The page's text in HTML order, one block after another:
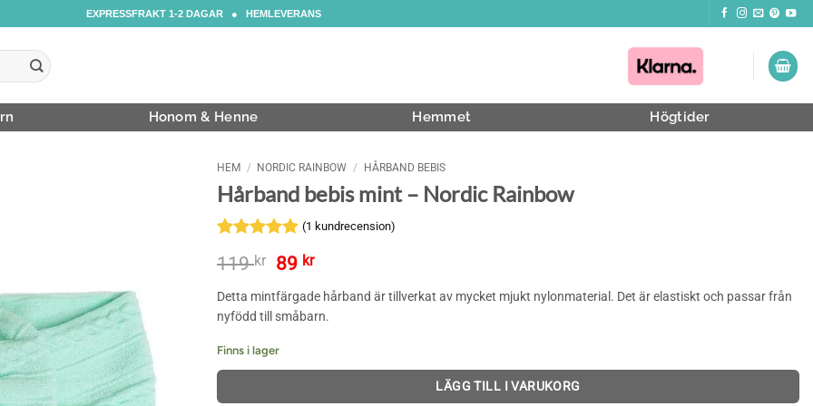
EXPRESSFRAKT 1-2 DAGAR ● HEMLEVERANS
Honom & Henne Hemmet Högtider
HEM / NORDIC RAINBOW / HÅRBAND BEBIS
Hårband bebis mint – Nordic Rainbow
av 5
kundrecension
(1 kundrecension)
119kr
Det
priset
var:
89 krDet
priset
är:
Detta mintfärgade hårband är tillverkat av mycket mjukt nylonmaterial. Det är elastiskt och passar från
nyfödd till småbarn.
Finns i lager
LÄGG TILL I VARUKORG